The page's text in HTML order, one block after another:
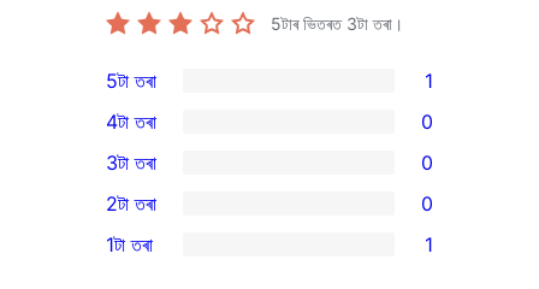
5টাৰ ভিতৰত 3টা তৰা।
1
5-
star
review
5টা তৰা 1
4-
star
reviews
4টা তৰা 0
0
3-
star
3টা তৰা 0
2-
2টা তৰা 0
1টা তৰা 1